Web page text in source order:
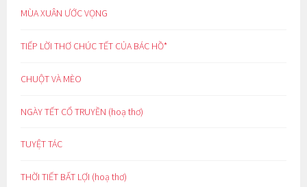
MÙA XUÂN ƯỚC VỌNG
TIẾP LỜI THƠ CHÚC TẾT CỦA BÁC HỒ*
CHUỘT VÀ MÈO
NGÀY TẾT CỔ TRUYỀN (hoạ thơ)
TUYỆT TÁC
THỜI TIẾT BẤT LỢI (hoạ thơ)